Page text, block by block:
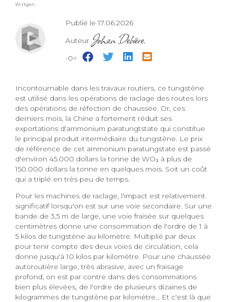
Wirtgen
Publié le 17.06.2026
Auteur Johan Debière,
-0=
Incontournable dans les travaux routiers, ce tungstène
est utilisé dans les opérations de raclage des routes lors
des opérations de réfection de chaussée. Or, ces
derniers mois, la Chine a fortement réduit ses
exportations d'ammonium paratungtstate qui constitue
le principal produit intermédiaire du tungstène. Le prix
de référence de cet ammonium paratungstate est passé
d'environ 45.000 dollars la tonne de WO₃ à plus de
150.000 dollars la tonne en quelques mois. Soit un coût
qui a triplé en très peu de temps.
Pour les machines de raclage, l'impact est relativement
significatif lorsqu'on est sur une voie secondaire. Sur une
bande de 3,5 m de large, une voie fraisée sur quelques
centimètres donne une consommation de l'ordre de 1 à
5 kilos de tungstène au kilomètre. Multiplié par deux
pour tenir compte des deux voies de circulation, cela
donne jusqu'à 10 kilos par kilomètre. Pour une chaussée
autoroutière large, très abrasive, avec un fraisage
profond, on est par contre dans des consommations
bien plus élevées, de l'ordre de plusieurs dizaines de
kilogrammes de tungstène par kilomètre… Et c'est là que